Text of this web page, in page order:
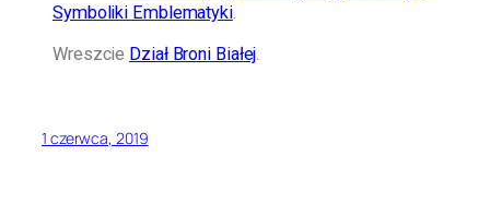
Symboliki Emblematyki.
Wreszcie Dział Broni Białej.
1 czerwca, 2019